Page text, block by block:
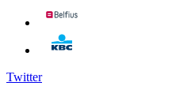
Twitter